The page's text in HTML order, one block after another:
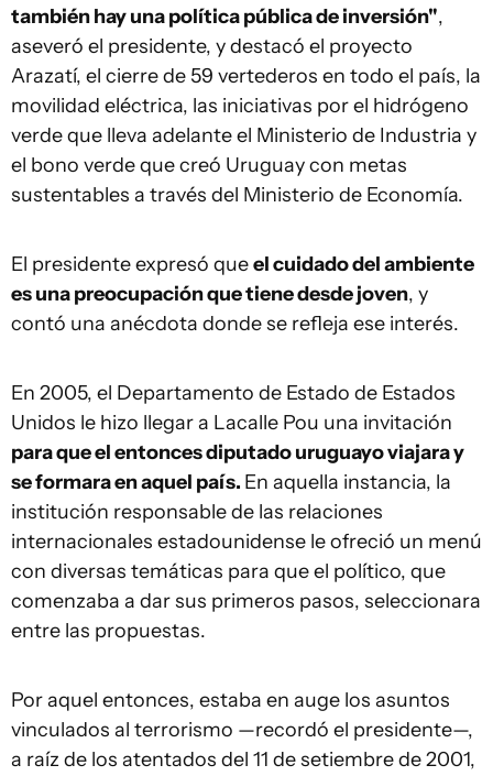
también hay una política pública de inversión",
aseveró el presidente, y destacó el proyecto
Arazatí, el cierre de 59 vertederos en todo el país, la
movilidad eléctrica, las iniciativas por el hidrógeno
verde que lleva adelante el Ministerio de Industria y
el bono verde que creó Uruguay con metas
sustentables a través del Ministerio de Economía.
El presidente expresó queel cuidado del ambiente
es una preocupación que tiene desde joven, y
contó una anécdota donde se refleja ese interés.
En 2005, el Departamento de Estado de Estados
Unidos le hizo llegar a Lacalle Pou una invitación
para que el entonces diputado uruguayo viajara y
se formara en aquel país. En aquella instancia, la
institución responsable de las relaciones
internacionales estadounidense le ofreció un menú
con diversas temáticas para que el político, que
comenzaba a dar sus primeros pasos, seleccionara
entre las propuestas.
Por aquel entonces, estaba en auge los asuntos
vinculados al terrorismo —recordó el presidente—,
a raíz de los atentados del 11 de setiembre de 2001,